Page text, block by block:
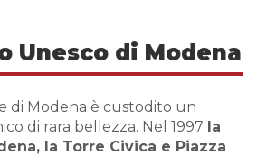
Unesco di Modena
di Modena è custodito un
di rara bellezza. Nel 1997 la
la Torre Civica e Piazza